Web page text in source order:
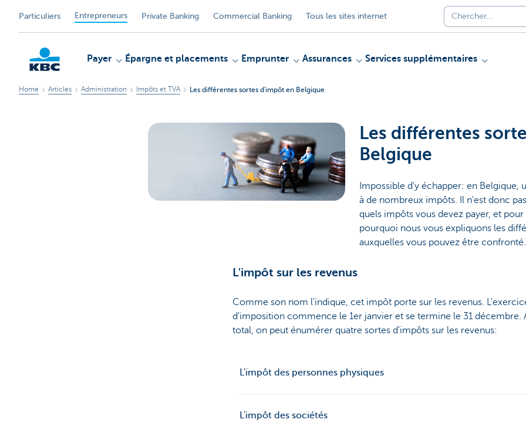
Particuliers Entrepreneurs Private Banking Commercial Banking Tous les sites internet
Payer Épargne et placements Emprunter Assurances Services supplémentaires
Home Articles Administration Impôts et TVA Les différentes sortes d'impôt en Belgique
Les différentes
Belgique
Impossible d'y échapper: en Belgique,
à de nombreux impôts. Il n'est donc
quels impôts vous devez payer, et
pourquoi nous vous expliquons les
auxquelles vous pouvez être confronté.
L'impôt sur les revenus
Comme son nom l'indique, cet impôt porte sur les revenus.
d'imposition commence le 1er janvier et se termine le 31 décembre.
total, on peut énumérer quatre sortes d'impôts sur les revenus:
L'impôt des personnes physiques
L'impôt des sociétés